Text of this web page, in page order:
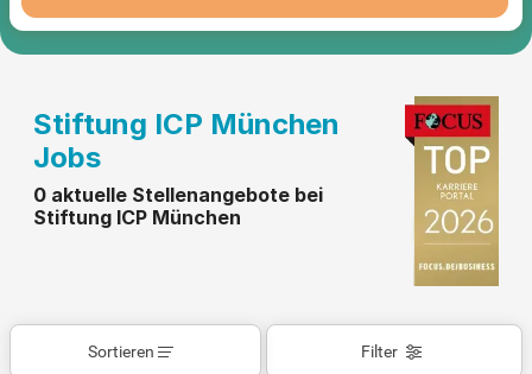
Stiftung ICP München
Jobs
0 aktuelle Stellenangebote bei
Stiftung ICP München
Filter
Sortieren